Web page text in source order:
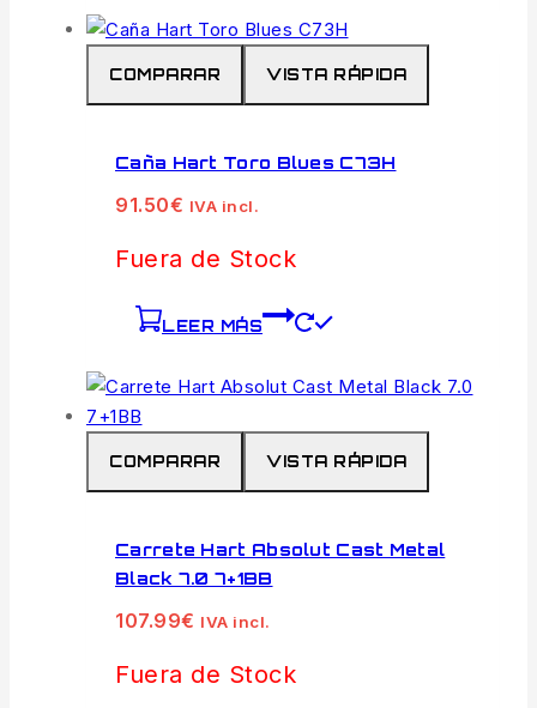
COMPARAR VISTA RÁPIDA
Caña Hart Toro Blues C73H
91.50€ IVA incl.
Fuera de Stock
LEER MÁS
COMPARAR VISTA RÁPIDA
Carrete Hart Absolut Cast Metal
Black 7.0 7+1BB
107.99€ IVA incl.
Fuera de Stock